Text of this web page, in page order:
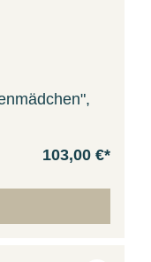
103,00 €*